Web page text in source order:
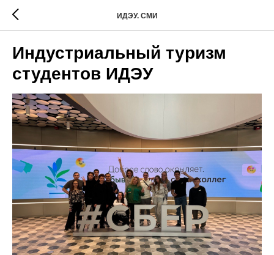
ИДЭУ. СМИ
Индустриальный туризм
студентов ИДЭУ